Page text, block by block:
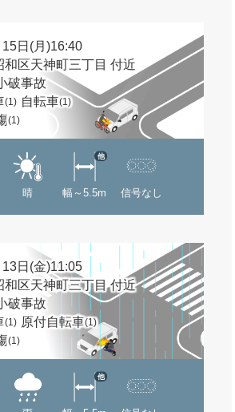
日(月)16:40
和区天神町三丁目 付近
破事故
(1) 自転車(1)
(1)
晴 幅～5.5m
他
信号なし
日(金)11:05
和区天神町三丁目 付近
破事故
(1) 原付自転車(1)
(1)
他